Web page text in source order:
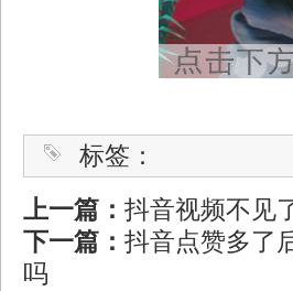
标签：
上一篇： 抖音视频不见
下一篇： 抖音点赞多了
吗